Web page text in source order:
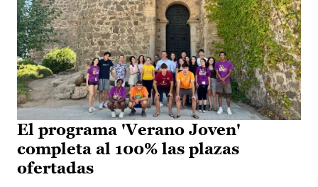
El programa 'Verano Joven'
completa al 100% las plazas
ofertadas